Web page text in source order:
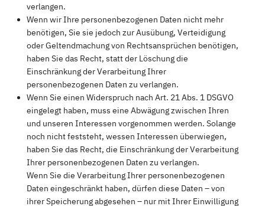
verlangen.
Wenn wir Ihre personenbezogenen Daten nicht mehr
benötigen, Sie sie jedoch zur Ausübung, Verteidigung
oder Geltendmachung von Rechtsansprüchen benötigen,
haben Sie das Recht, statt der Löschung die
Einschränkung der Verarbeitung Ihrer
personenbezogenen Daten zu verlangen.
Wenn Sie einen Widerspruch nach Art. 21 Abs. 1 DSGVO
eingelegt haben, muss eine Abwägung zwischen Ihren
und unseren Interessen vorgenommen werden. Solange
noch nicht feststeht, wessen Interessen überwiegen,
haben Sie das Recht, die Einschränkung der Verarbeitung
Ihrer personenbezogenen Daten zu verlangen.
Wenn Sie die Verarbeitung Ihrer personenbezogenen
Daten eingeschränkt haben, dürfen diese Daten – von
ihrer Speicherung abgesehen – nur mit Ihrer Einwilligung